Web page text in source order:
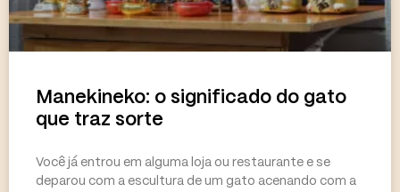
Manekineko: o significado do gato
que traz sorte
Você já entrou em alguma loja ou restaurante e se
deparou com a escultura de um gato acenando com a